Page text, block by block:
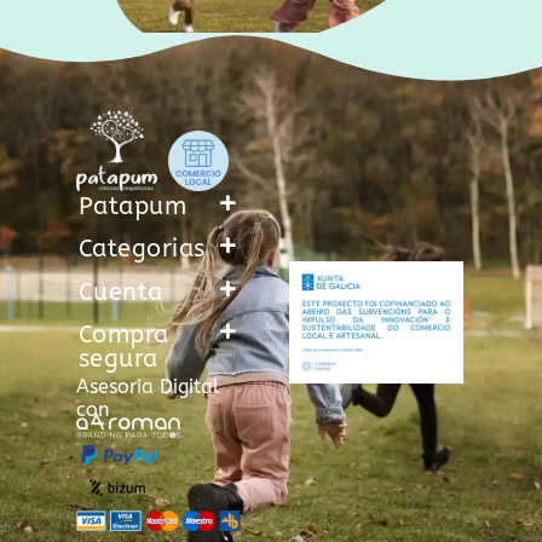
Patapum
Categorias
Cuenta
Compra
segura
Asesoría Digital
con